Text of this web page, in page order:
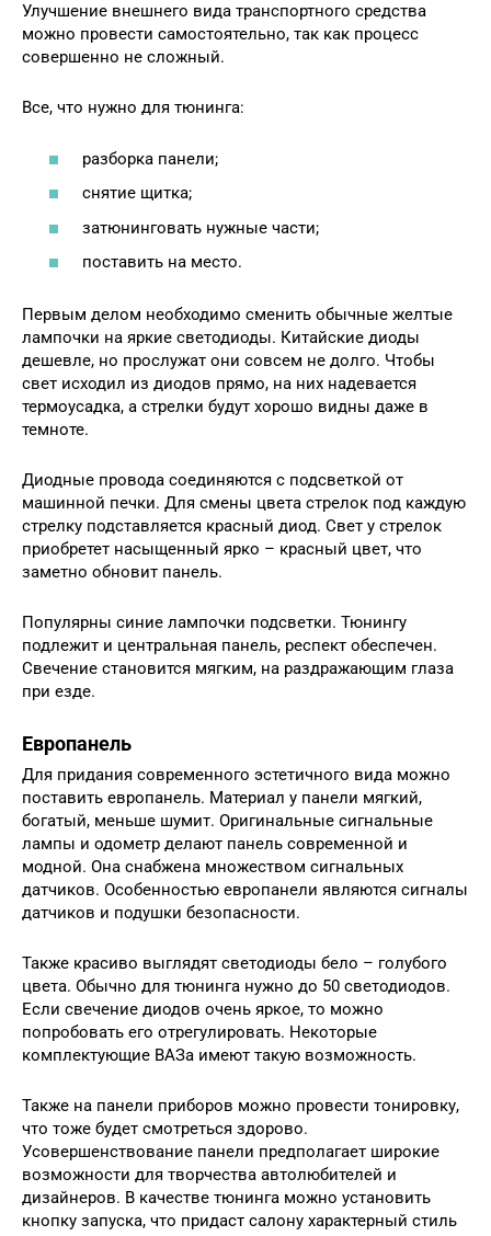
Улучшение внешнего вида транспортного средства
можно провести самостоятельно, так как процесс
совершенно не сложный.
Все, что нужно для тюнинга:
разборка панели;
снятие щитка;
затюнинговать нужные части;
поставить на место.
Первым делом необходимо сменить обычные желтые
лампочки на яркие светодиоды. Китайские диоды
дешевле, но прослужат они совсем не долго. Чтобы
свет исходил из диодов прямо, на них надевается
термоусадка, а стрелки будут хорошо видны даже в
темноте.
Диодные провода соединяются с подсветкой от
машинной печки. Для смены цвета стрелок под каждую
стрелку подставляется красный диод. Свет у стрелок
приобретет насыщенный ярко – красный цвет, что
заметно обновит панель.
Популярны синие лампочки подсветки. Тюнингу
подлежит и центральная панель, респект обеспечен.
Свечение становится мягким, на раздражающим глаза
при езде.
Европанель
Для придания современного эстетичного вида можно
поставить европанель. Материал у панели мягкий,
богатый, меньше шумит. Оригинальные сигнальные
лампы и одометр делают панель современной и
модной. Она снабжена множеством сигнальных
датчиков. Особенностью европанели являются сигналы
датчиков и подушки безопасности.
Также красиво выглядят светодиоды бело – голубого
цвета. Обычно для тюнинга нужно до 50 светодиодов.
Если свечение диодов очень яркое, то можно
попробовать его отрегулировать. Некоторые
комплектующие ВАЗа имеют такую возможность.
Также на панели приборов можно провести тонировку,
что тоже будет смотреться здорово.
Усовершенствование панели предполагает широкие
возможности для творчества автолюбителей и
дизайнеров. В качестве тюнинга можно установить
кнопку запуска, что придаст салону характерный стиль